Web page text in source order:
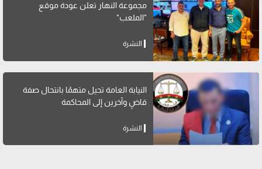
مجموعة النهار تعلن عودة موقع
"الملعب"
النشرة
النيابة العامة تحيل متهمًا بانتحال صفة
قاضٍ وآخرين إلى المحاكمة
النشرة